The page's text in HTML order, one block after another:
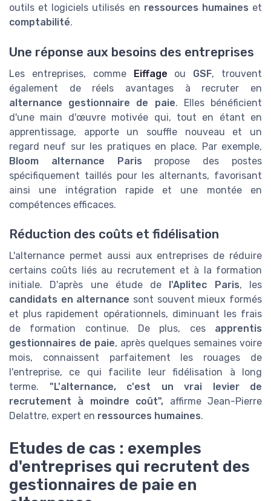
outils et logiciels utilisés en ressources humaines et
comptabilité.
Une réponse aux besoins des entreprises
Les entreprises, comme Eiffage ou GSF, trouvent
également de réels avantages à recruter en
alternance gestionnaire de paie. Elles bénéficient
d'une main d'œuvre motivée qui, tout en étant en
apprentissage, apporte un souffle nouveau et un
regard neuf sur les pratiques en place. Par exemple,
Bloom alternance Paris propose des postes
spécifiquement taillés pour les alternants, favorisant
ainsi une intégration rapide et une montée en
compétences efficaces.
Réduction des coûts et fidélisation
L'alternance permet aussi aux entreprises de réduire
certains coûts liés au recrutement et à la formation
initiale. D'après une étude de l'Aplitec Paris, les
candidats en alternance sont souvent mieux formés
et plus rapidement opérationnels, diminuant les frais
de formation continue. De plus, ces apprentis
gestionnaires de paie, après quelques semaines voire
mois, connaissent parfaitement les rouages de
l'entreprise, ce qui facilite leur fidélisation à long
terme. "L'alternance, c'est un vrai levier de
recrutement à moindre coût", affirme Jean-Pierre
Delattre, expert en ressources humaines.
Etudes de cas : exemples
d'entreprises qui recrutent des
gestionnaires de paie en